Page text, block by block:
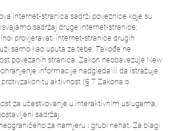
internet-stranica sadrži poveznice koje su
sadržaj druge internet-stranice;
provjeravati internet-stranice drugih
samo kao uputa za tebe. Takođe ne
povezanih stranica. Zakon neobavezuje New
informacije nadgleda ili da istražuje
aktivnost (§ 7 Zakona o
za učestvovanje u interaktivnim uslugama,
sadržaj.
za namjeru i grubi nehat. Za blagi